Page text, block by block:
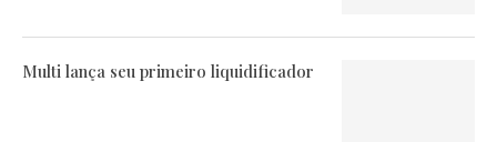
Multi lança seu primeiro liquidificador